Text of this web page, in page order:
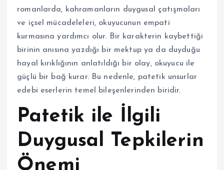
romanlarda, kahramanların duygusal çatışmaları
ve içsel mücadeleleri, okuyucunun empati
kurmasına yardımcı olur. Bir karakterin kaybettiği
birinin anısına yazdığı bir mektup ya da duyduğu
hayal kırıklığının anlatıldığı bir olay, okuyucu ile
güçlü bir bağ kurar. Bu nedenle, patetik unsurlar
edebi eserlerin temel bileşenlerinden biridir.
Patetik ile İlgili
Duygusal Tepkilerin
Önemi